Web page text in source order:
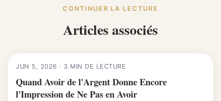
CONTINUER LA LECTURE
Articles associés
JUN 5, 2026 · 3 MIN DE LECTURE
Quand Avoir de l'Argent Donne Encore
l'Impression de Ne Pas en Avoir